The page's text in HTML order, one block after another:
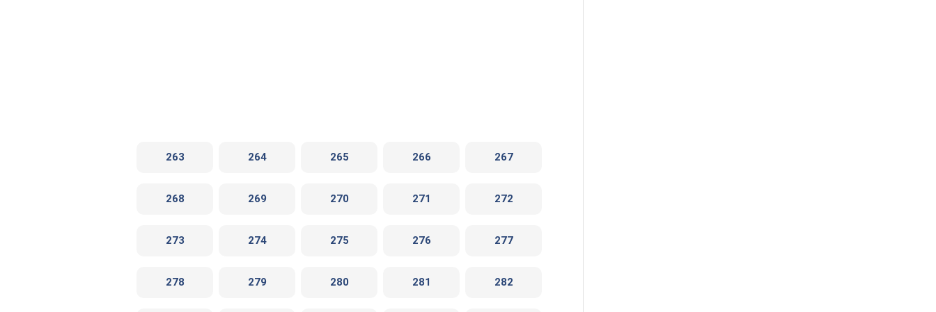
263 264 265 266 267
268 269 270 271 272
273 274 275 276 277
278 279 280 281 282